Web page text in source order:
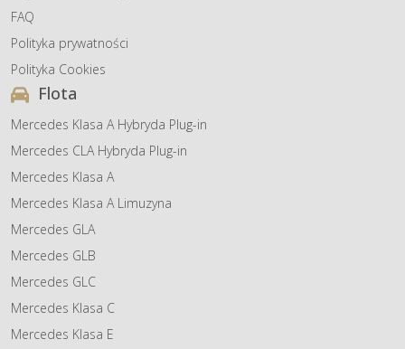
FAQ
Polityka prywatności
Polityka Cookies
Flota
Mercedes Klasa A Hybryda Plug-in
Mercedes CLA Hybryda Plug-in
Mercedes Klasa A
Mercedes Klasa A Limuzyna
Mercedes GLA
Mercedes GLB
Mercedes GLC
Mercedes Klasa C
Mercedes Klasa E